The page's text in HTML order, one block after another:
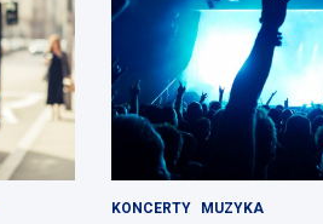
KONCERTY MUZYKA